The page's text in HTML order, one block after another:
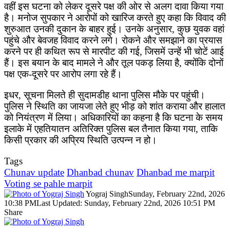
वहीं इस घटना को लेकर दूसरे पक्ष की ओर से अलग दावा किया गया
है। मनोज सुपकार ने आरोपों को खारिज करते हुए कहा कि विवाद की
शुरुआत उनकी दुकान के बाहर हुई। उनके अनुसार, कुछ युवक वहां
पहुंचे और बेवजह विवाद करने लगे। रोकने और समझाने का प्रयास
करने पर ही कथित रूप से मारपीट की गई, जिसमें उन्हें भी चोटें आई
हैं। इस बयान के बाद मामले ने और तूल पकड़ लिया है, क्योंकि दोनों
पक्ष एक-दूसरे पर आरोप लगा रहे हैं।
इधर, सूचना मिलते ही सुदामडीह थाना पुलिस मौके पर पहुंची।
पुलिस ने स्थिति का जायजा लेते हुए भीड़ को शांत कराया और हालात
को नियंत्रण में लिया। अधिकारियों का कहना है कि घटना के समय
इलाके में एहतियातन अतिरिक्त पुलिस बल तैनात किया गया, ताकि
किसी प्रकार की अप्रिय स्थिति उत्पन्न न हो।
Tags
Chunav update Dhanbad chunav Dhanbad me marpit
Voting se pahle marpit
Yograj SinghSunday, February 22nd, 2026
10:38 PMLast Updated: Sunday, February 22nd, 2026 10:51 PM
Share
Facebook
X
LinkedIn
Pinterest
WhatsApp
Telegram